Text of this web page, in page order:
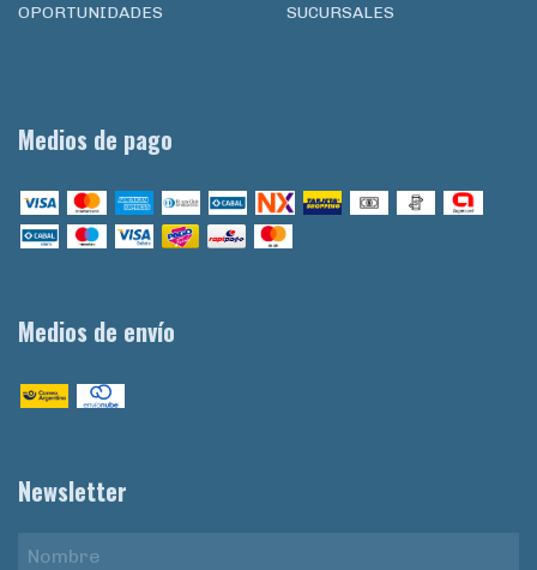
OPORTUNIDADES SUCURSALES
Medios de pago
Medios de envío
Newsletter